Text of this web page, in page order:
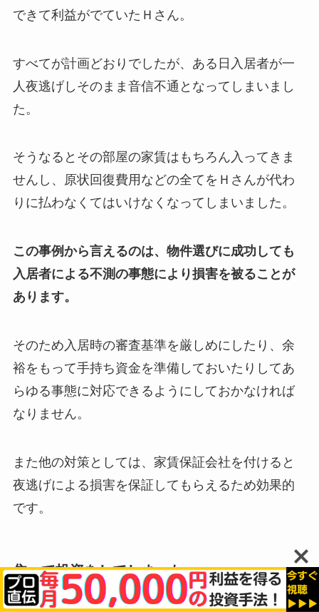
できて利益がでていたＨさん。
すべてが計画どおりでしたが、ある日入居者が一
人夜逃げしそのまま音信不通となってしまいまし
た。
そうなるとその部屋の家賃はもちろん入ってきま
せんし、原状回復費用などの全てをＨさんが代わ
りに払わなくてはいけなくなってしまいました。
この事例から言えるのは、物件選びに成功しても
入居者による不測の事態により損害を被ることが
あります。
そのため入居時の審査基準を厳しめにしたり、余
裕をもって手持ち資金を準備しておいたりしてあ
らゆる事態に対応できるようにしておかなければ
なりません。
また他の対策としては、家賃保証会社を付けると
夜逃げによる損害を保証してもらえるため効果的
です。
焦って投資をしてしまった